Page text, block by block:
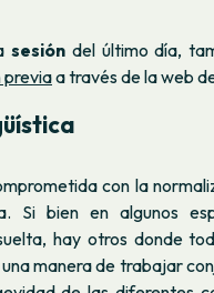
sesión del último día,
previaa través de la web
con la
Si bien en algunos
hay otros donde
manera de trabajar